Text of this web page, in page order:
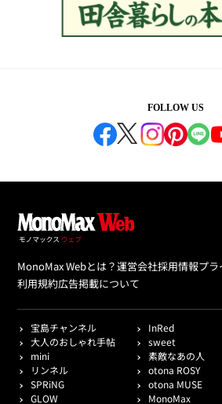
FOLLOW US
MonoMax Webとは？運営会社採用情報プ
利用規約広告掲載について
宝島チャンネル
InRed
大人のおしゃれ手帖
sweet
mini
素敵なあの人
リンネル
otona ROSY
SPRiNG
otona MUSE
GLOW
MonoMax